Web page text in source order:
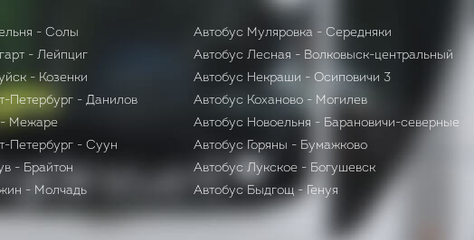
- Солы
- Лейпциг
- Козенки
Петербург - Данилов
- Межаре
Петербург - Суун
- Брайтон
- Молчадь
Автобус Муляровка - Середняки
Автобус Лесная - Волковыск-центральный
Автобус Некраши - Осиповичи 3
Автобус Коханово - Могилев
Автобус Новоельня - Барановичи-северные
Автобус Горяны - Бумажково
Автобус Лукское - Богушевск
Автобус Быдгощ - Генуя